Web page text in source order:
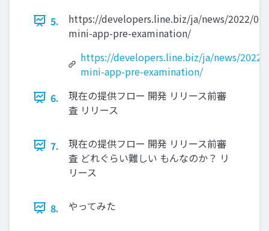
5.
https://developers.line.biz/ja/news/2022/
mini-app-pre-examination/
https://developers.line.biz/ja/news/
mini-app-pre-examination/
6.
現在の提供フロー 開発 リリース前審
査 リリース
7.
現在の提供フロー 開発 リリース前審
査 どれぐらい難しい もんなのか？ リ
リース
8. やってみた